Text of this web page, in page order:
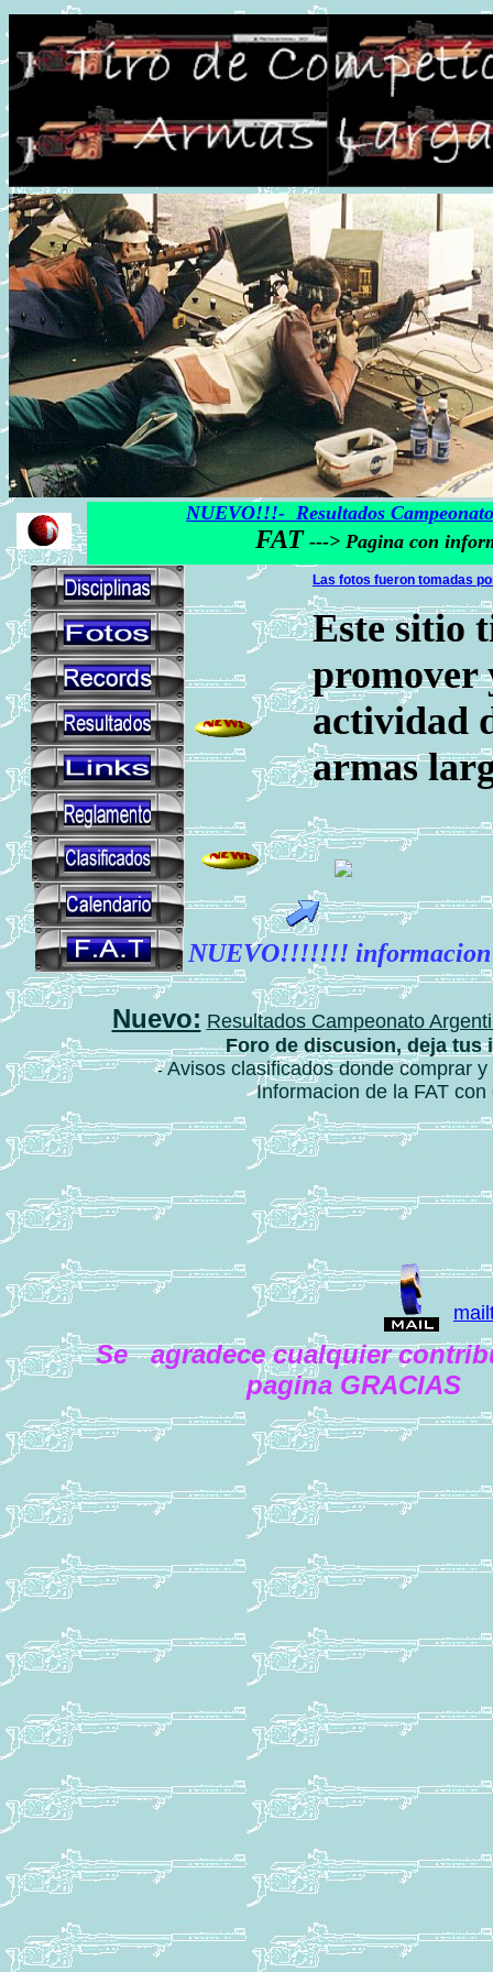
NUEVO!!!- Resultados
FAT---> Pagina con
Las fotos fueron tomadas
Este sitio
promover
actividad
armas
NUEVO!!!!!!! informacion
Nuevo: Resultados Campeonato
Foro de discusion, deja tus
-Avisos clasificados donde comprar
Informacion de la FAT
Se agradece cualquier
pagina GRACIAS